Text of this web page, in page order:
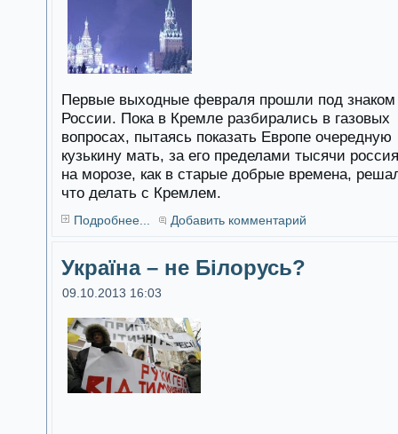
Первые выходные февраля прошли под знаком
России. Пока в Кремле разбирались в газовых
вопросах, пытаясь показать Европе очередную
кузькину мать, за его пределами тысячи
на морозе, как в старые добрые времена,
что делать с Кремлем.
Подробнее... Добавить комментарий
Україна – не Білорусь?
09.10.2013 16:03